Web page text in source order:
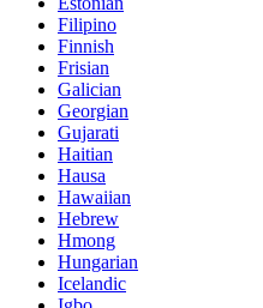
Filipino
Finnish
Frisian
Galician
Georgian
Gujarati
Haitian
Hausa
Hawaiian
Hebrew
Hmong
Hungarian
Icelandic